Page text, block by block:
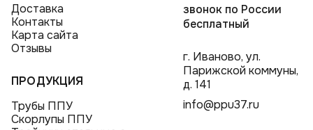
Доставка
Контакты
Карта сайта
Отзывы
ПРОДУКЦИЯ
Трубы ППУ
Скорлупы ППУ
звонок по России
бесплатный
г. Иваново, ул.
Парижской коммуны,
д. 141
info@ppu37.ru